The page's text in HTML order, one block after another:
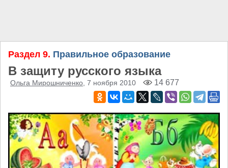
Раздел 9. Правильное образование
В защиту русского языка
Ольга Мирошниченко , 7 ноября 2010 14 677